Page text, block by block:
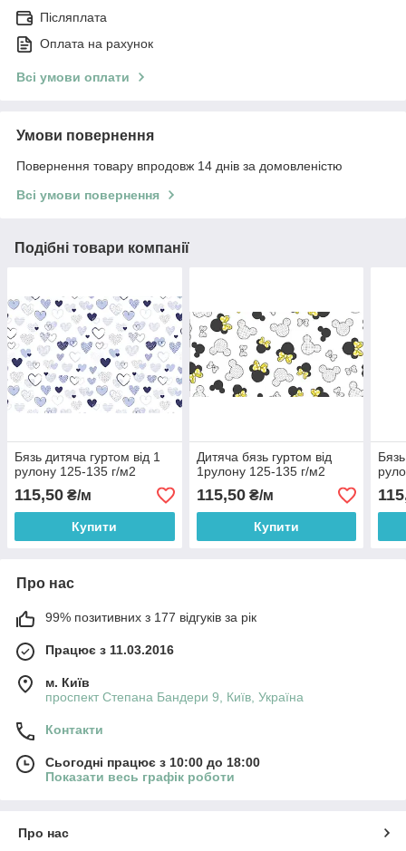
Післяплата
Оплата на рахунок
Всі умови оплати
Умови повернення
Повернення товару впродовж 14 днів за домовленістю
Всі умови повернення
Подібні товари компанії
Бязь дитяча гуртом від 1
рулону 125-135 г/м2
115,50 ₴/м
Купити
Дитяча бязь гуртом від
1рулону 125-135 г/м2
115,50₴/м
Купити
Про нас
99% позитивних з 177 відгуків за рік
Працює з 11.03.2016
м. Київ
проспект Степана Бандери 9, Київ, Україна
Контакти
Сьогодні працює з 10:00 до 18:00
Показати весь графік роботи
Про нас